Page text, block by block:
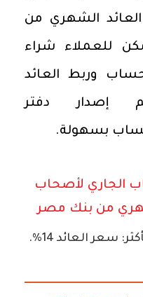
الشهري من
للعملاء شراء
وربط العائد
إصدار دفتر
بسهولة.
الجاري لأصحاب
من بنك مصر
سعر العائد 14%.